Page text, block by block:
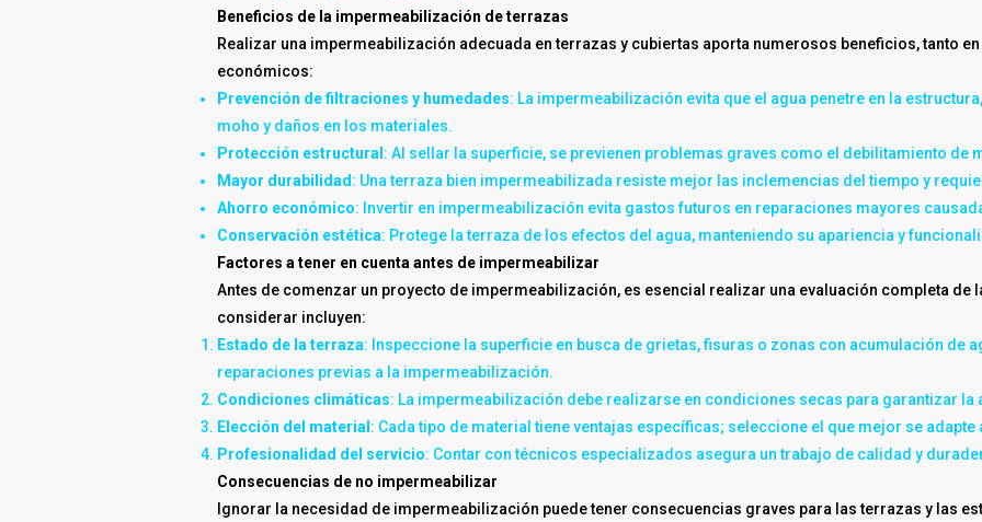
Beneficios de la impermeabilización de terrazas
Realizar una impermeabilización adecuada en terrazas y cubiertas aporta numerosos beneficios, tanto
económicos:
Prevención de filtraciones y humedades: La impermeabilización evita que el agua penetre en la
moho y daños en los materiales.
Protección estructural : Al sellar la superficie, se previenen problemas graves como el debilitamiento de
Mayor durabilidad : Una terraza bien impermeabilizada resiste mejor las inclemencias del tiempo y
Ahorro económico: Invertir en impermeabilización evita gastos futuros en reparaciones mayores
Conservación estética: Protege la terraza de los efectos del agua, manteniendo su apariencia y
Factores a tener en cuenta antes de impermeabilizar
Antes de comenzar un proyecto de impermeabilización, es esencial realizar una evaluación completa de
considerar incluyen:
Estado de la terraza: Inspeccione la superficie en busca de grietas, fisuras o zonas con acumulación de
reparaciones previas a la impermeabilización.
Condiciones climáticas: La impermeabilización debe realizarse en condiciones secas para garantizar
Elección del material : Cada tipo de material tiene ventajas específicas; seleccione el que mejor se
Profesionalidad del servicio: Contar con técnicos especializados asegura un trabajo de calidad y
Consecuencias de no impermeabilizar
Ignorar la necesidad de impermeabilización puede tener consecuencias graves para las terrazas y las